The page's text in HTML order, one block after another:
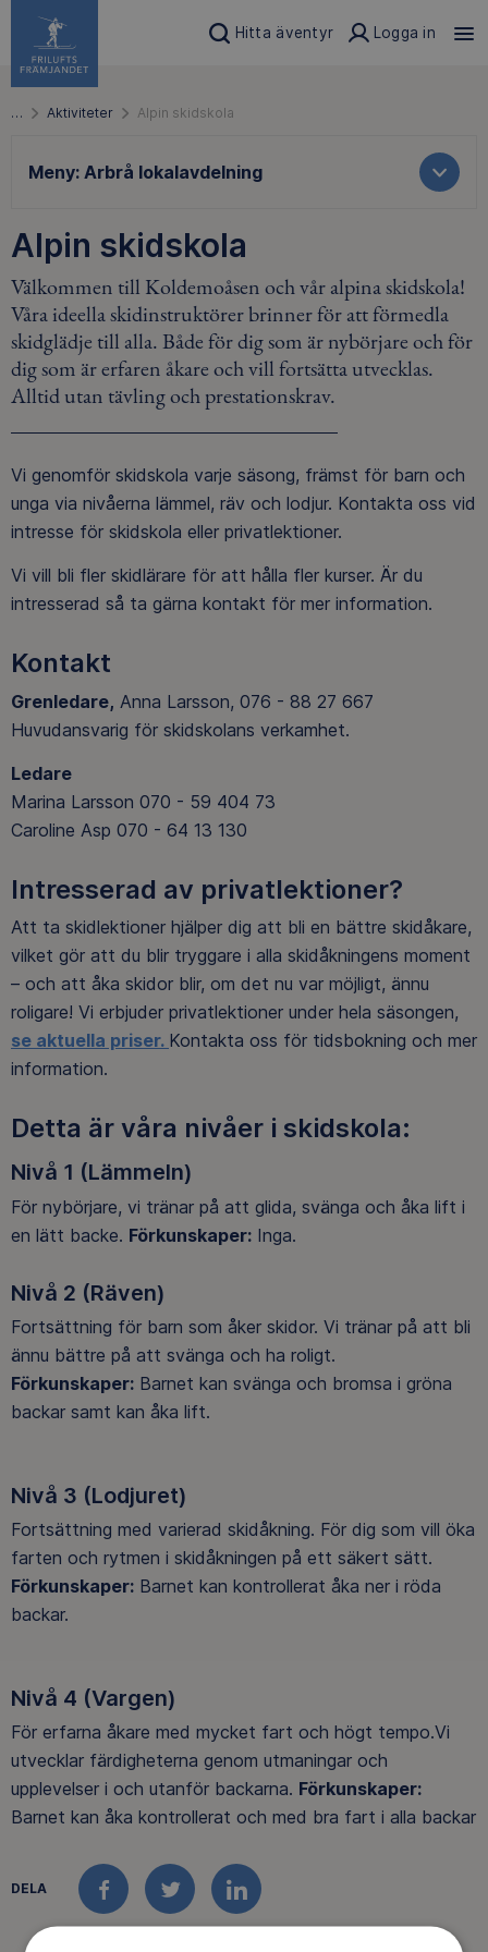
Hitta äventyr Logga in
… Aktiviteter Alpin skidskola
Meny: Arbrå lokalavdelning
Alpin skidskola
Välkommen till Koldemoåsen och vår alpina skidskola!
Våra ideella skidinstruktörer brinner för att förmedla
skidglädje till alla. Både för dig som är nybörjare och för
dig som är erfaren åkare och vill fortsätta utvecklas.
Alltid utan tävling och prestationskrav.
Vi genomför skidskola varje säsong, främst för barn och
unga via nivåerna lämmel, räv och lodjur. Kontakta oss vid
intresse för skidskola eller privatlektioner.
Vi vill bli fler skidlärare för att hålla fler kurser. Är du
intresserad så ta gärna kontakt för mer information.
Kontakt
Grenledare, Anna Larsson, 076 - 88 27 667
Huvudansvarig för skidskolans verkamhet.
Ledare
Marina Larsson 070 - 59 404 73
Caroline Asp 070 - 64 13 130
Intresserad av privatlektioner?
Att ta skidlektioner hjälper dig att bli en bättre skidåkare,
vilket gör att du blir tryggare i alla skidåkningens moment
– och att åka skidor blir, om det nu var möjligt, ännu
roligare! Vi erbjuder privatlektioner under hela säsongen,
se aktuella priser. Kontakta oss för tidsbokning och mer
information.
Detta är våra nivåer i skidskola:
Nivå 1 (Lämmeln)
För nybörjare, vi tränar på att glida, svänga och åka lift i
en lätt backe. Förkunskaper: Inga.
Nivå 2 (Räven)
Fortsättning för barn som åker skidor. Vi tränar på att bli
ännu bättre på att svänga och ha roligt.
Förkunskaper: Barnet kan svänga och bromsa i gröna
backar samt kan åka lift.
Nivå 3 (Lodjuret)
Fortsättning med varierad skidåkning. För dig som vill öka
farten och rytmen i skidåkningen på ett säkert sätt.
Förkunskaper: Barnet kan kontrollerat åka ner i röda
backar.
Nivå 4 (Vargen)
För erfarna åkare med mycket fart och högt tempo.Vi
utvecklar färdigheterna genom utmaningar och
upplevelser i och utanför backarna. Förkunskaper:
Barnet kan åka kontrollerat och med bra fart i alla backar
DELA
FACEBOOKTWITTERLINKEDIN